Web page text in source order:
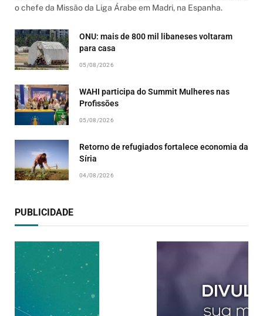
o chefe da Missão da Liga Árabe em Madri, na Espanha.
ONU: mais de 800 mil libaneses voltaram
para casa
05/08/2026
WAHI participa do Summit Mulheres nas
Profissões
05/08/2026
Retorno de refugiados fortalece economia da
Síria
04/08/2026
PUBLICIDADE